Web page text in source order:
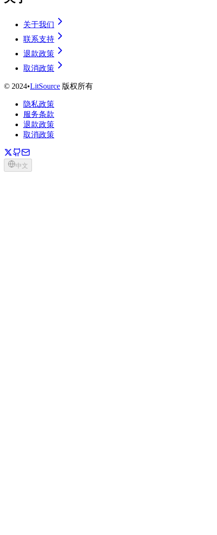
关于我们
联系支持
退款政策
取消政策
© 2024•LitSource 版权所有
隐私政策
服务条款
退款政策
取消政策
中文